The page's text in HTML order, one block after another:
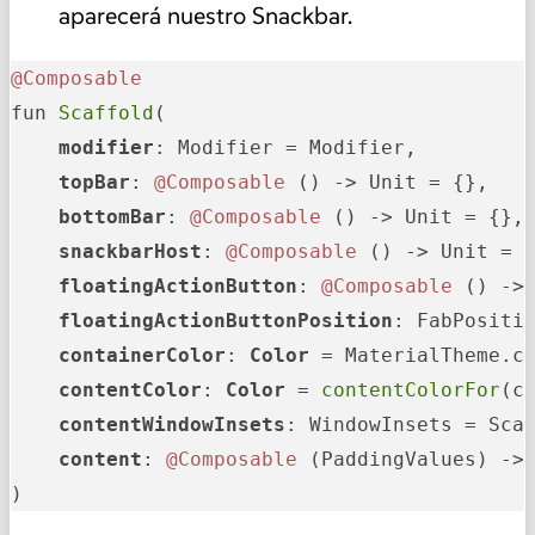
aparecerá nuestro Snackbar.
@Composable
fun Scaffold (
modifier : Modifier = Modifier,
topBar : @Composable () -> Unit = {},
bottomBar : @Composable () -> Unit = {},
snackbarHost : @Composable () -> Unit =
floatingActionButton : @Composable () ->
floatingActionButtonPosition :
containerColor : Color =
contentColor : Color = contentColorFor
contentWindowInsets : WindowInsets =
content : @Composable (PaddingValues) -
)